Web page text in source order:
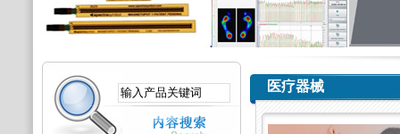
医疗器械